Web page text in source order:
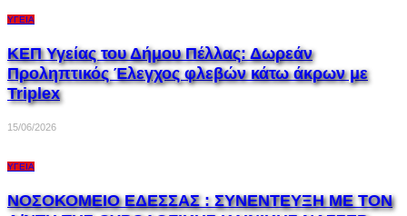
ΥΓΕΊΑ
ΚΕΠ Υγείας του Δήμου Πέλλας: Δωρεάν
Προληπτικός Έλεγχος φλεβών κάτω άκρων με
Triplex
15/06/2026
ΥΓΕΊΑ
ΝΟΣΟΚΟΜΕΙΟ ΕΔΕΣΣΑΣ : ΣΥΝΕΝΤΕΥΞΗ ΜΕ ΤΟΝ